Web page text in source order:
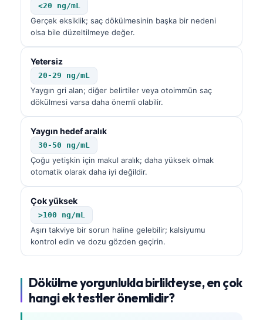
<20 ng/mL
Gerçek eksiklik; saç dökülmesinin başka bir nedeni
olsa bile düzeltilmeye değer.
Yetersiz
20-29 ng/mL
Yaygın gri alan; diğer belirtiler veya otoimmün saç
dökülmesi varsa daha önemli olabilir.
Yaygın hedef aralık
30-50 ng/mL
Çoğu yetişkin için makul aralık; daha yüksek olmak
otomatik olarak daha iyi değildir.
Çok yüksek
>100 ng/mL
Aşırı takviye bir sorun haline gelebilir; kalsiyumu
kontrol edin ve dozu gözden geçirin.
Dökülme yorgunlukla birlikteyse, en çok
hangi ek testler önemlidir?
Hrvatski
Slovenčina
كوردی‎
پښتو
سنڌي
සිංහල
Galego
Latviešu valoda
Euskara
Gàidhlig
Occitan
العربية المغربية
Afrikaans
Монгол